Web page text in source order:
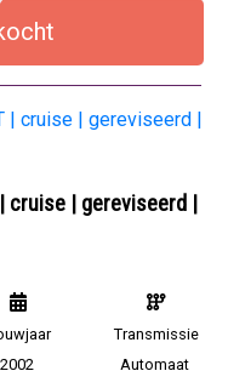
| cruise | gereviseerd |
2002
Transmissie
Automaat